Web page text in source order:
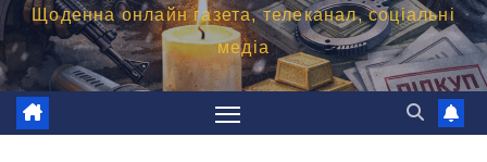
Щоденна онлайн газета, телеканал, соціальні
медіа